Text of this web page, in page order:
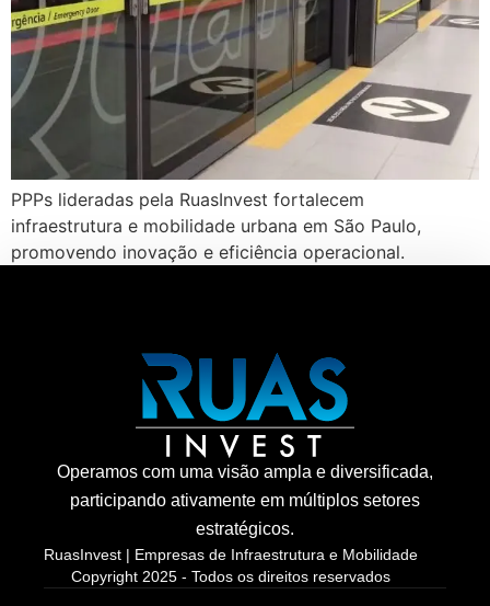
PPPs lideradas pela RuasInvest fortalecem
infraestrutura e mobilidade urbana em São Paulo,
promovendo inovação e eficiência operacional.
Operamos com uma visão ampla e diversificada,
participando ativamente em múltiplos setores
estratégicos.
RuasInvest | Empresas de Infraestrutura e Mobilidade
Copyright 2025 - Todos os direitos reservados